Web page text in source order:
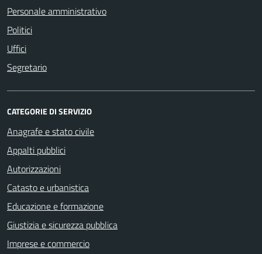
Personale amministrativo
Politici
Uffici
Segretario
CATEGORIE DI SERVIZIO
Anagrafe e stato civile
Appalti pubblici
Autorizzazioni
Catasto e urbanistica
Educazione e formazione
Giustizia e sicurezza pubblica
Imprese e commercio